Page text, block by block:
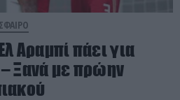
Αραμπί πάει για
Ξανά με πρώην